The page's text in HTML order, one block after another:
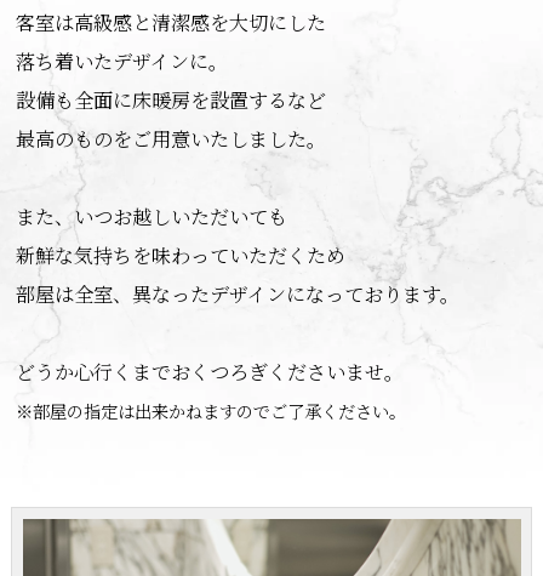
客室は高級感と清潔感を大切にした
落ち着いたデザインに。
設備も全面に床暖房を設置するなど
最高のものをご用意いたしました。
また、いつお越しいただいても
新鮮な気持ちを味わっていただくため
部屋は全室、異なったデザインになっております。
※部屋の指定は出来かねますのでご了承ください。